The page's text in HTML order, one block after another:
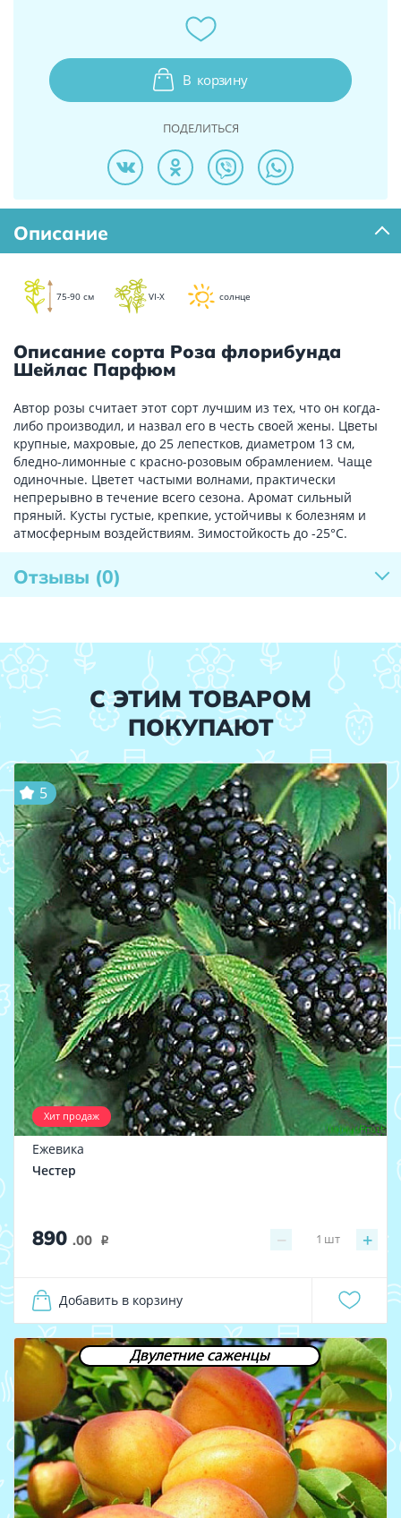
В корзину
ПОДЕЛИТЬСЯ
Описание
75-90 см VI-X солнце
Описание сорта Роза флорибунда
Шейлас Парфюм
Автор розы считает этот сорт лучшим из тех, что он когда-
либо производил, и назвал его в честь своей жены. Цветы
крупные, махровые, до 25 лепестков, диаметром 13 см,
бледно-лимонные с красно-розовым обрамлением. Чаще
одиночные. Цветет частыми волнами, практически
непрерывно в течение всего сезона. Аромат сильный
пряный. Кусты густые, крепкие, устойчивы к болезням и
атмосферным воздействиям. Зимостойкость до -25°C.
Отзывы (0)
С ЭТИМ ТОВАРОМ
ПОКУПАЮТ
Хит продаж
5
Ежевика
Честер
890 .00 i − +
1 шт
Добавить в корзину
Двулетние саженцы